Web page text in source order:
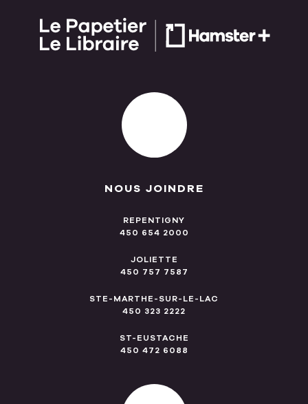
NOUS JOINDRE
REPENTIGNY
450 654 2000
JOLIETTE
450 757 7587
STE-MARTHE-SUR-LE-LAC
450 323 2222
ST-EUSTACHE
450 472 6088